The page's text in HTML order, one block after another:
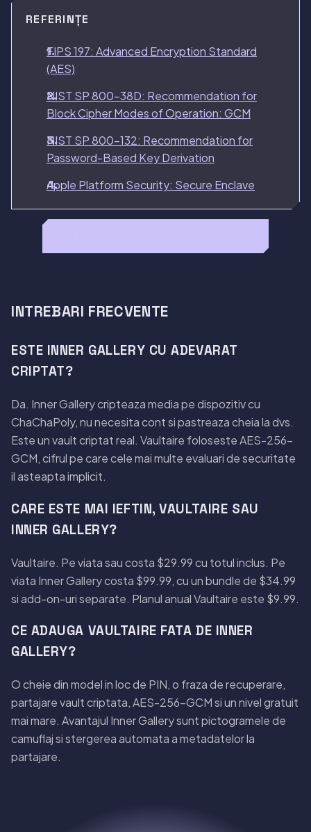
REFERINȚE
FIPS 197: Advanced Encryption Standard
(AES)
NIST SP 800-38D: Recommendation for
Block Cipher Modes of Operation: GCM
NIST SP 800-132: Recommendation for
Password-Based Key Derivation
Apple Platform Security: Secure Enclave
INTREBARI FRECVENTE
ESTE INNER GALLERY CU ADEVARAT
CRIPTAT?
Da. Inner Gallery cripteaza media pe dispozitiv cu
ChaChaPoly, nu necesita cont si pastreaza cheia la dvs.
Este un vault criptat real. Vaultaire foloseste AES-256-
GCM, cifrul pe care cele mai multe evaluari de securitate
il asteapta implicit.
CARE ESTE MAI IEFTIN, VAULTAIRE SAU
INNER GALLERY?
Vaultaire. Pe viata sau costa $29.99 cu totul inclus. Pe
viata Inner Gallery costa $99.99, cu un bundle de $34.99
si add-on-uri separate. Planul anual Vaultaire este $9.99.
CE ADAUGA VAULTAIRE FATA DE INNER
GALLERY?
O cheie din model in loc de PIN, o fraza de recuperare,
partajare vault criptata, AES-256-GCM si un nivel gratuit
mai mare. Avantajul Inner Gallery sunt pictogramele de
camuflaj si stergerea automata a metadatelor la
partajare.